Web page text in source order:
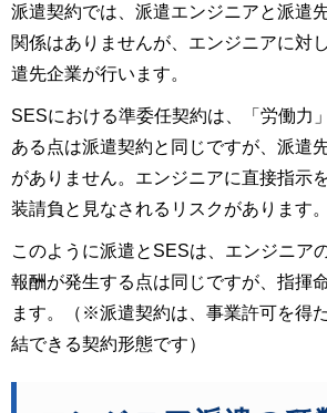
派遣契約では、派遣エンジニアと派遣
関係はありませんが、エンジニアに対
遣先企業が行います。
SESにおける準委任契約は、「労働力
ある点は派遣契約と同じですが、派遣
がありません。エンジニアに直接指示
装請負と見なされるリスクがあります。
このように派遣とSESは、エンジニア
報酬が発生する点は同じですが、指揮
ます。（※派遣契約は、事業許可を得
結できる契約形態です）